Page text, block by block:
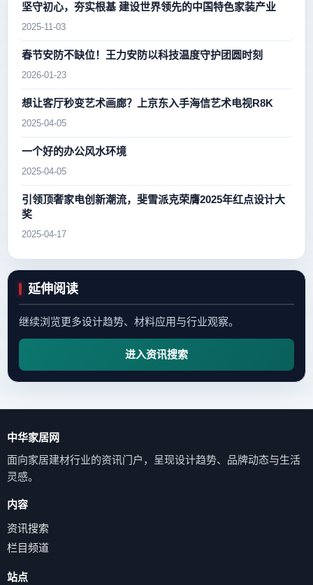
坚守初心，夯实根基 建设世界领先的中国特色家装产业
2025-11-03
春节安防不缺位！王力安防以科技温度守护团圆时刻
2026-01-23
想让客厅秒变艺术画廊？上京东入手海信艺术电视R8K
2025-04-05
一个好的办公风水环境
2025-04-05
引领顶奢家电创新潮流，斐雪派克荣膺2025年红点设计大
奖
2025-04-17
延伸阅读
继续浏览更多设计趋势、材料应用与行业观察。
进入资讯搜索
中华家居网
面向家居建材行业的资讯门户，呈现设计趋势、品牌动态与生活
灵感。
内容
资讯搜索
栏目频道
站点